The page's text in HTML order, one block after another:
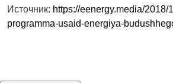
Источник: https://eenergy.media/
programma-usaid-energiya-